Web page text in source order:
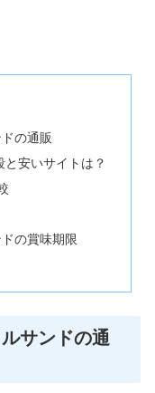
の通販
安いサイトは？
の賞味期限
サンドの通